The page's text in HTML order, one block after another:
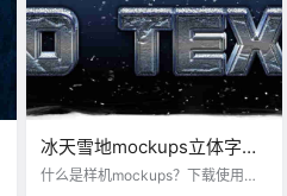
冰天雪地mockups立体字样
机模版
什么是样机mockups？下载使用这